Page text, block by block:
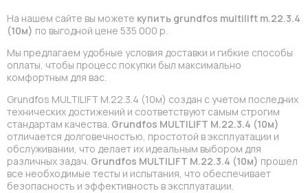
На нашем сайте вы можете купить grundfos multilift m.22.3.4
(10м) по выгодной цене 535 000 р.
Мы предлагаем удобные условия доставки и гибкие способы
оплаты, чтобы процесс покупки был максимально
комфортным для вас.
Grundfos MULTILIFT M.22.3.4 (10м) создан с учетом последних
технических достижений и соответствуют самым строгим
стандартам качества. Grundfos MULTILIFT M.22.3.4 (10м)
отличается долговечностью, простотой в эксплуатации и
обслуживании, что делает их идеальным выбором для
различных задач. Grundfos MULTILIFT M.22.3.4 (10м) прошел
все необходимые тесты и испытания, что обеспечивает
безопасность и эффективность в эксплуатации.